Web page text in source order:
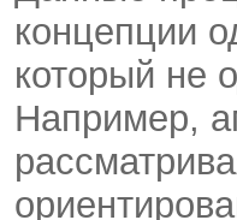
концепции
который не
Например,